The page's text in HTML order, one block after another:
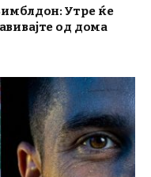
Утре ќе
од дома